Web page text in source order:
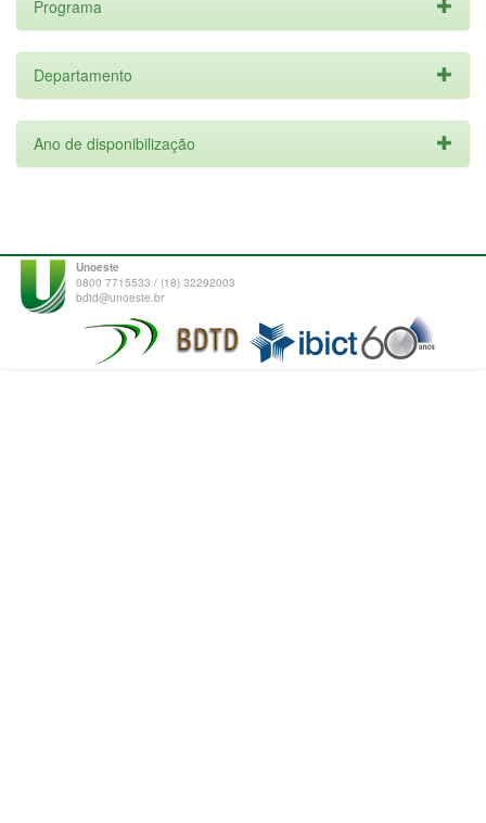
Programa
Departamento
Ano de disponibilização
Unoeste
0800 7715533 / (18) 32292003
bdtd@unoeste.br